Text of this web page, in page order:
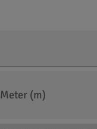
Meter (m)